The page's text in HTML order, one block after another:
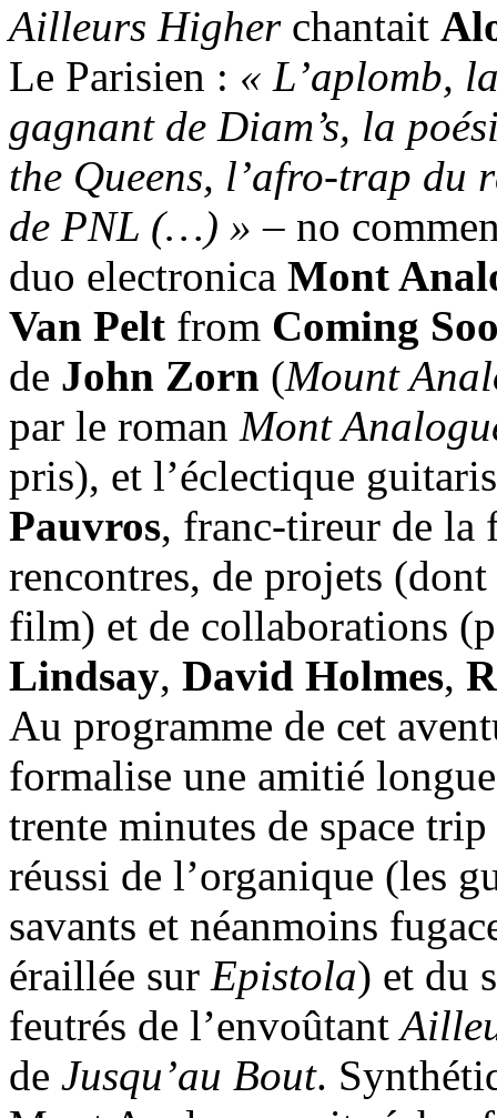
Ailleurs Higherchantait
Le Parisien : « L’aplomb,
gagnant de Diam’s, la
the Queens, l’afro-trap
de PNL (…) » – no
duo electronica Mont
Van Pelt from Coming
de John Zorn (Mount
par le roman Mont
pris), et l’éclectique
Pauvros, franc-tireur de la
rencontres, de projets
film) et de collaborations
Lindsay, David Holmes,
Au programme de cet
formalise une amitié
trente minutes de space
réussi de l’organique (les
savants et néanmoins
éraillée sur Epistola) et du
feutrés de l’envoûtant
de Jusqu’au Bout.